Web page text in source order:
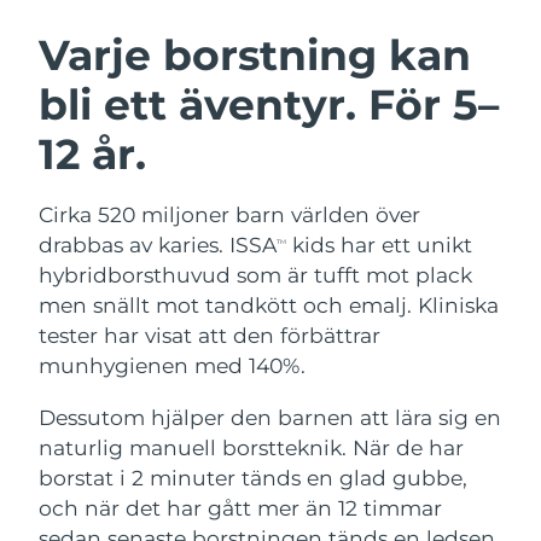
Varje borstning kan
bli ett äventyr. För 5–
12 år.
Cirka 520 miljoner barn världen över
drabbas av karies. ISSATM
kids har ett unikt
hybridborsthuvud som är tufft mot plack
men snällt mot tandkött och emalj. Kliniska
tester har visat att den förbättrar
munhygienen med 140%.
Dessutom hjälper den barnen att lära sig en
naturlig manuell borstteknik. När de har
borstat i 2 minuter tänds en glad gubbe,
och när det har gått mer än 12 timmar
Ansiktsrengöring
Anti-aging massage
LUNA™ 4 Plus
Massage, LED heating
LUNA™ 4 Men
For men, anti-aging massage
Microcurrent toning
BEAR™ 2 go
Microcurrent toning on-the-go
BEAR™ 2 eyes & lips
Microcurrent line smoothing device
Återfuktning
UFO™ 3-paket
Deep facial hydration
UFO™ 3 LED
Near-infrared and red light therapy
device
Munvård
issa™ 4
Hybrid silicone sonic toothbrush
issa™ 4 plus
Smart hybrid silicone sonic toothbrush
FAQ™ ANTI-AGING-BEHANDLING
Anti-aging LED-behandlingar
NEW
Österrike Förväntad leverans
Bahrain Förväntad leverans 8/13/26
Belgien
Bermuda Förväntad leverans
Bosnien och
Hercegovina
Förväntad leverans8/15/26
Brunei Förväntad leverans
Bulgarien
Kanada Förväntad leverans8/16/26
Chile Förväntad leverans